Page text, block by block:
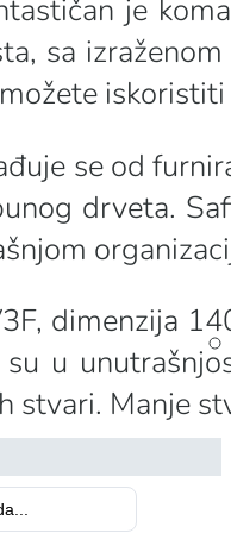
je
sa
se od
drveta.
dimenzija
u
stvari. Manje